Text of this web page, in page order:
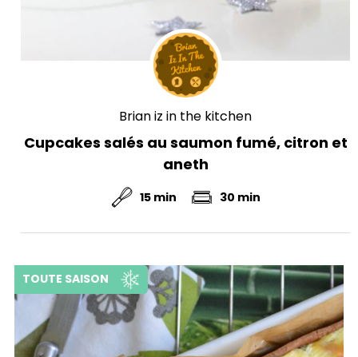
Brian iz in the kitchen
Cupcakes salés au saumon fumé, citron et
aneth
15 min 30 min
TOUTE SAISON